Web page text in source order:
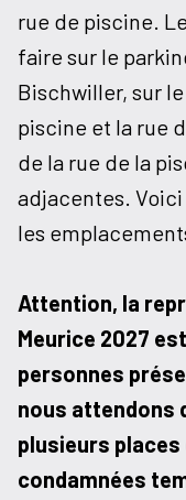
rue de piscine.
faire sur le
Bischwiller, sur
piscine et la rue
de la rue de la
adjacentes.
les
Attention, la
Meurice 2027
personnes
nous attendons
plusieurs
condamnées